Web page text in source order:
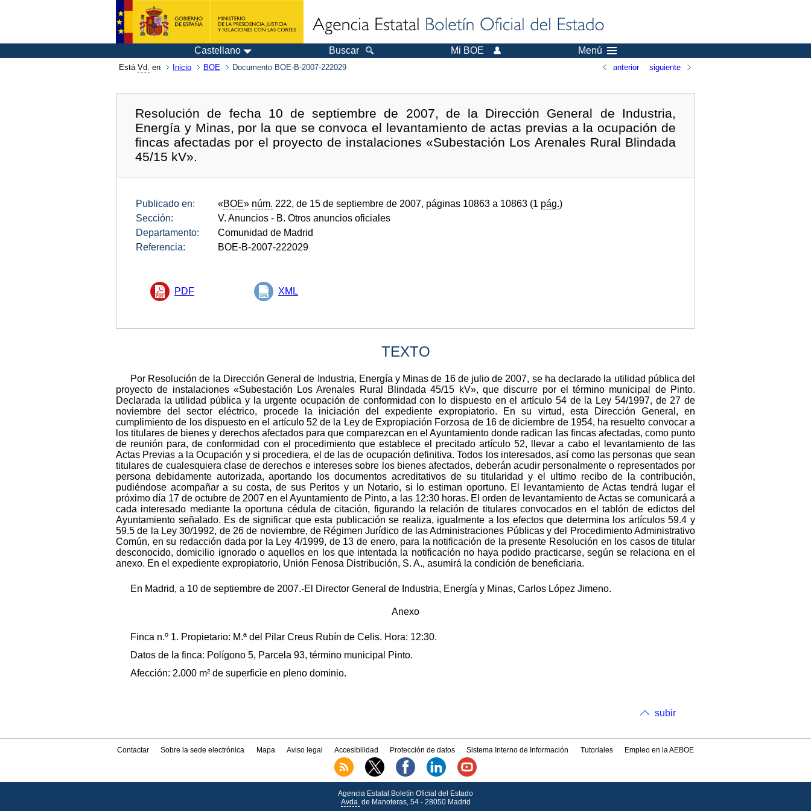
Castellano Buscar Mi BOE Menú
Está Vd. en Inicio BOE Documento BOE-B-2007-222029 anterior siguiente
Resolución de fecha 10 de septiembre de 2007, de la Dirección General de Industria,
Energía y Minas, por la que se convoca el levantamiento de actas previas a la ocupación de
fincas afectadas por el proyecto de instalaciones «Subestación Los Arenales Rural Blindada
45/15 kV».
Publicado en: «BOE» núm. 222, de 15 de septiembre de 2007, páginas 10863 a 10863 (1 pág.)
Sección:
V. Anuncios - B. Otros anuncios oficiales
Departamento:
Comunidad de Madrid
Referencia:
BOE-B-2007-222029
PDF XML
TEXTO
Por Resolución de la Dirección General de Industria, Energía y Minas de 16 de julio de 2007, se ha declarado la utilidad pública del
proyecto de instalaciones «Subestación Los Arenales Rural Blindada 45/15 kV», que discurre por el término municipal de Pinto.
Declarada la utilidad pública y la urgente ocupación de conformidad con lo dispuesto en el artículo 54 de la Ley 54/1997, de 27 de
noviembre del sector eléctrico, procede la iniciación del expediente expropiatorio. En su virtud, esta Dirección General, en
cumplimiento de los dispuesto en el artículo 52 de la Ley de Expropiación Forzosa de 16 de diciembre de 1954, ha resuelto convocar a
los titulares de bienes y derechos afectados para que comparezcan en el Ayuntamiento donde radican las fincas afectadas, como punto
de reunión para, de conformidad con el procedimiento que establece el precitado artículo 52, llevar a cabo el levantamiento de las
Actas Previas a la Ocupación y si procediera, el de las de ocupación definitiva. Todos los interesados, así como las personas que sean
titulares de cualesquiera clase de derechos e intereses sobre los bienes afectados, deberán acudir personalmente o representados por
persona debidamente autorizada, aportando los documentos acreditativos de su titularidad y el ultimo recibo de la contribución,
pudiéndose acompañar a su costa, de sus Peritos y un Notario, si lo estiman oportuno. El levantamiento de Actas tendrá lugar el
próximo día 17 de octubre de 2007 en el Ayuntamiento de Pinto, a las 12:30 horas. El orden de levantamiento de Actas se comunicará a
cada interesado mediante la oportuna cédula de citación, figurando la relación de titulares convocados en el tablón de edictos del
Ayuntamiento señalado. Es de significar que esta publicación se realiza, igualmente a los efectos que determina los artículos 59.4 y
59.5 de la Ley 30/1992, de 26 de noviembre, de Régimen Jurídico de las Administraciones Públicas y del Procedimiento Administrativo
Común, en su redacción dada por la Ley 4/1999, de 13 de enero, para la notificación de la presente Resolución en los casos de titular
desconocido, domicilio ignorado o aquellos en los que intentada la notificación no haya podido practicarse, según se relaciona en el
anexo. En el expediente expropiatorio, Unión Fenosa Distribución, S. A., asumirá la condición de beneficiaria.
En Madrid, a 10 de septiembre de 2007.-El Director General de Industria, Energía y Minas, Carlos López Jimeno.
Anexo
Finca n.º 1. Propietario: M.ª del Pilar Creus Rubín de Celis. Hora: 12:30.
Datos de la finca: Polígono 5, Parcela 93, término municipal Pinto.
Afección: 2.000 m² de superficie en pleno dominio.
subir
Contactar Sobre la sede electrónica Mapa Aviso legal Accesibilidad Protección de datos Sistema Interno de Información Tutoriales Empleo en la AEBOE
Agencia Estatal Boletín Oficial del Estado
Avda.de Manoteras, 54 - 28050 Madrid